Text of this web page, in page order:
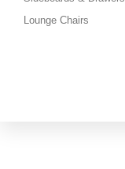
Lounge Chairs